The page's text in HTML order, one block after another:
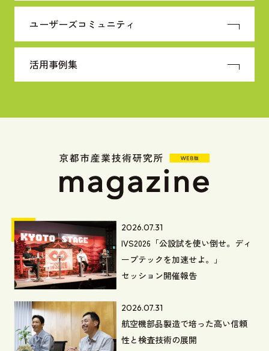
ユーザーズコミュニティ
活用事例集
2026.07.31
IVS2026「公設試を使い倒せ。ディ
ープテックを加速せよ。」
セッション開催報告
2026.07.31
航空機部品製造で培った高い信頼
性と検査技術の展開